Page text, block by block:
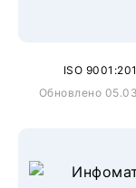
ISO
Обновлено